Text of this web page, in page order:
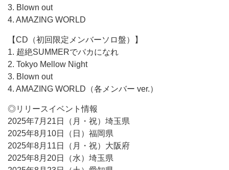
3. Blown out
4. AMAZING WORLD
【CD（初回限定メンバーソロ盤）】
1. 超絶SUMMERでバカになれ
2. Tokyo Mellow Night
3. Blown out
4. AMAZING WORLD（各メンバー ver.）
◎リリースイベント情報
2025年7月21日（月・祝）埼玉県
2025年8月10日（日）福岡県
2025年8月11日（月・祝）大阪府
2025年8月20日（水）埼玉県